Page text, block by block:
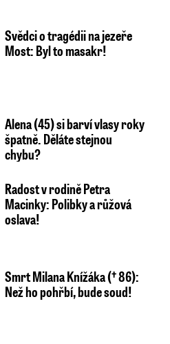
Svědci o tragédii na jezeře
Most: Byl to masakr!
Alena (45) si barví vlasy roky
špatně. Děláte stejnou
chybu?
Radost v rodině Petra
Macinky: Polibky a růžová
oslava!
Smrt Milana Knížáka († 86):
Než ho pohřbí, bude soud!